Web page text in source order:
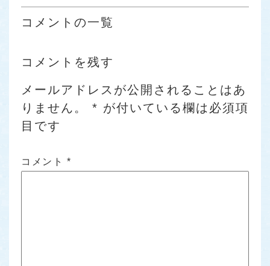
コメントの一覧
コメントを残す
メールアドレスが公開されることはあ
りません。
* が付いている欄は必須項
目です
コメント *